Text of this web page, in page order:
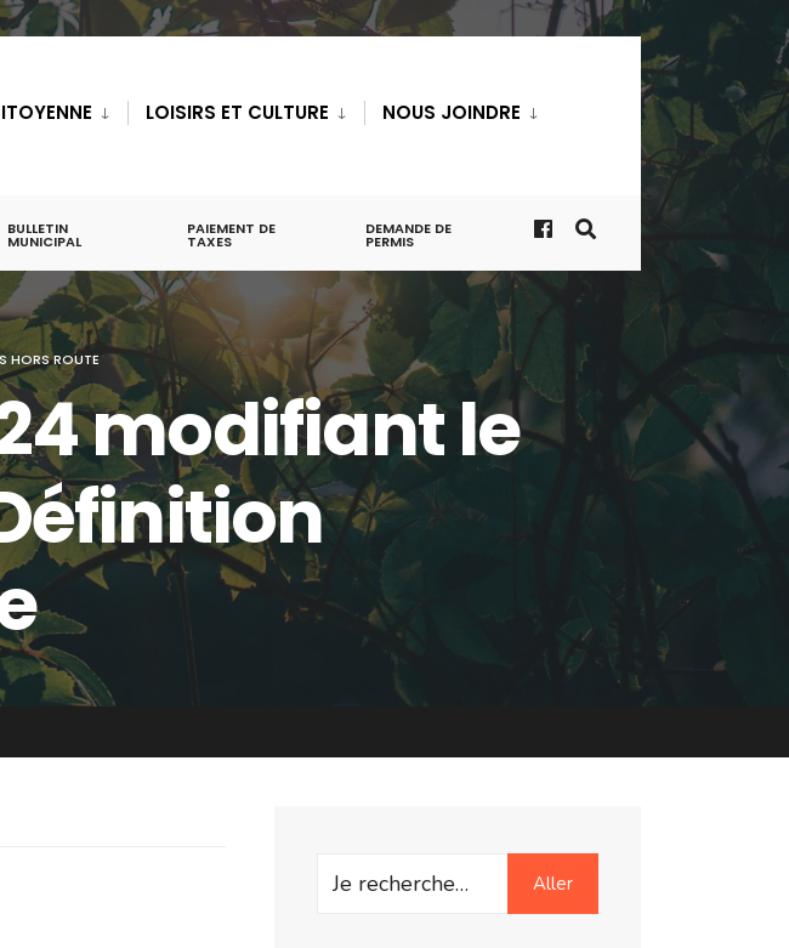
LOISIRS ET CULTURE NOUS JOINDRE
BULLETIN
MUNICIPAL
PAIEMENT DE
TAXES
DEMANDE DE
PERMIS
HORS ROUTE
modifiant le
Search
Aller